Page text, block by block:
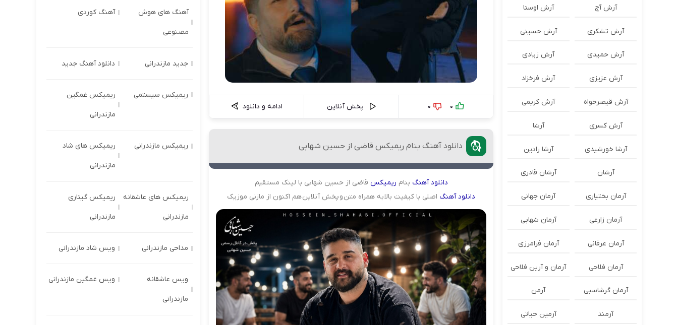
0
0 پخش آنلاین ادامه و دانلود
دانلود آهنگ بنام ریمیکس قاضی از حسین شهابی
دانلودآهنگ بنام ریمیکس قاضی از حسین شهابی با لینک مستقیم
دانلودآهنگ اصلی با کیفیت بالا به همراه متن و پخش آنلاین هم اکنون از مازنی موزیک
آرش آج آرش اوستا
آرش تشکری آرش حسینی
آرش حمیدی آرش زیادی
آرش عزیزی آرش فرخزاد
آرش قیصرخواه آرش کریمی
آرش کسری آرشا
آرشا خورشیدی آرشا رادین
آرشان آرشان قادری
آرمان بختیاری آرمان جهانی
آرمان زارعی آرمان شهابی
آرمان عرفانی آرمان فرامرزی
آرمان فلاحی آرمان و آرین فلاحی
آرمان گرشاسبی آرمن
آرمند آرمین حیاتی
آهنگ های هوش
مصنوعی
آهنگ کوردی
جدید مازندرانی دانلود آهنگ جدید
ریمیکس سیستمی ریمیکس غمگین
مازندرانی
ریمیکس مازندرانی ریمیکس های شاد
مازندرانی
ریمیکس های عاشقانه
مازندرانی
ریمیکس گیتاری
مازندرانی
مداحی مازندرانی ویس شاد مازندرانی
ویس عاشقانه
مازندرانی
ویس غمگین مازندرانی